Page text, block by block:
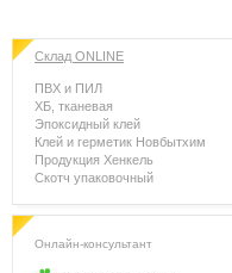
Склад ONLINE
ПВХ и ПИЛ
ХБ, тканевая
Эпоксидный клей
Клей и герметик Новбытхим
Продукция Хенкель
Скотч упаковочный
Онлайн-консультант